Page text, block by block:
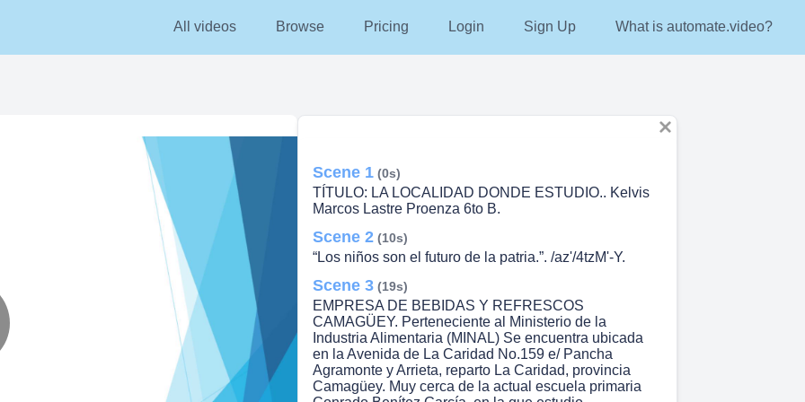
All videos Browse Pricing Login Sign Up What is automate.video?
Scene 1 (0s)
TÍTULO: LA LOCALIDAD DONDE ESTUDIO.. Kelvis
Marcos Lastre Proenza 6to B.
Scene 2 (10s)
“Los niños son el futuro de la patria.”. /az'/4tzM'-Y.
Scene 3 (19s)
EMPRESA DE BEBIDAS Y REFRESCOS
CAMAGÜEY. Perteneciente al Ministerio de la
Industria Alimentaria (MINAL) Se encuentra ubicada
en la Avenida de La Caridad No.159 e/ Pancha
Agramonte y Arrieta, reparto La Caridad, provincia
Camagüey. Muy cerca de la actual escuela primaria